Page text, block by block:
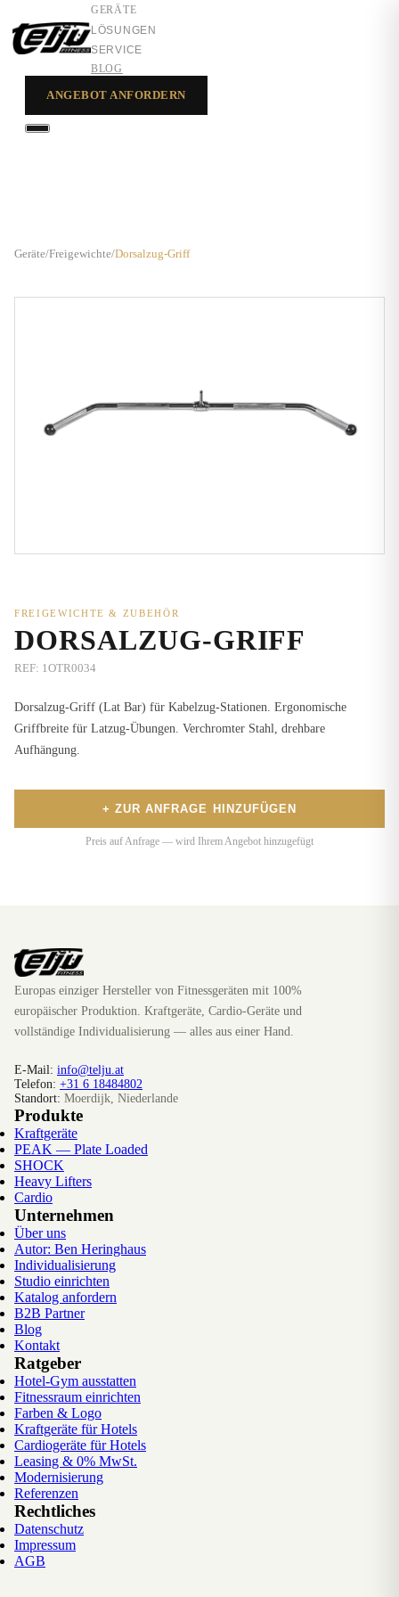
GERÄTE
LÖSUNGEN
SERVICE
BLOG
ANGEBOT ANFORDERN
Geräte/Freigewichte/Dorsalzug-Griff
FREIGEWICHTE & ZUBEHÖR
DORSALZUG-GRIFF
REF: 1OTR0034
Dorsalzug-Griff (Lat Bar) für Kabelzug-Stationen. Ergonomische
Griffbreite für Latzug-Übungen. Verchromter Stahl, drehbare
Aufhängung.
+ ZUR ANFRAGE HINZUFÜGEN
Preis auf Anfrage — wird Ihrem Angebot hinzugefügt
Europas einziger Hersteller von Fitnessgeräten mit 100%
europäischer Produktion. Kraftgeräte, Cardio-Geräte und
vollständige Individualisierung — alles aus einer Hand.
E-Mail: info@telju.at
Telefon: +31 6 18484802
Standort: Moerdijk, Niederlande
Produkte
Kraftgeräte
PEAK — Plate Loaded
SHOCK
Heavy Lifters
Cardio
Unternehmen
Über uns
Autor: Ben Heringhaus
Individualisierung
Studio einrichten
Katalog anfordern
B2B Partner
Blog
Kontakt
Ratgeber
Hotel-Gym ausstatten
Fitnessraum einrichten
Farben & Logo
Kraftgeräte für Hotels
Cardiogeräte für Hotels
Leasing & 0% MwSt.
Modernisierung
Referenzen
Rechtliches
Datenschutz
Impressum
AGB